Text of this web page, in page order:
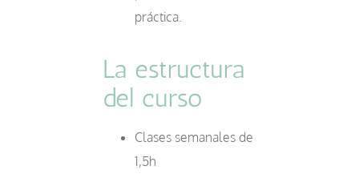
práctica.
La estructura
del curso
Clases semanales de
1,5h